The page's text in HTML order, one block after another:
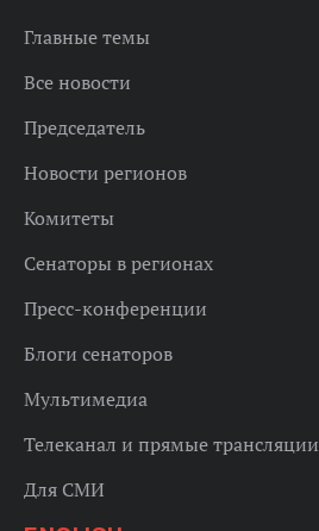
Главные темы
Все новости
Председатель
Новости регионов
Комитеты
Сенаторы в регионах
Пресс-конференции
Блоги сенаторов
Мультимедиа
Телеканал и прямые трансляции
Для СМИ